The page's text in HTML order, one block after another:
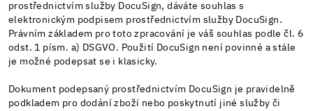
prostřednictvím služby DocuSign, dáváte souhlas s
elektronickým podpisem prostřednictvím služby DocuSign.
Právním základem pro toto zpracování je váš souhlas podle čl. 6
odst. 1 písm. a) DSGVO. Použití DocuSign není povinné a stále
je možné podepsat se i klasicky.
Dokument podepsaný prostřednictvím DocuSign je pravidelně
podkladem pro dodání zboží nebo poskytnutí jiné služby či